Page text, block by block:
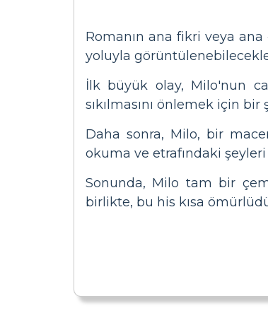
Romanın ana fikri veya
yoluyla
İlk büyük olay, Milo'nun
sıkılmasını önlemek için bir
Daha sonra, Milo, bir
okuma ve etrafındaki
Sonunda, Milo tam bir
birlikte, bu his kısa